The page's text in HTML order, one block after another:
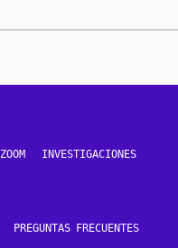
ZOOM INVESTIGACIONES
PREGUNTAS FRECUENTES